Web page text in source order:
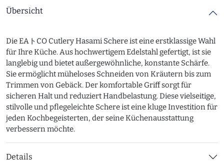
Übersicht
Die EAトCO Cutlery Hasami Schere ist eine erstklassige Wahl
für Ihre Küche. Aus hochwertigem Edelstahl gefertigt, ist sie
langlebig und bietet außergewöhnliche, konstante Schärfe.
Sie ermöglicht müheloses Schneiden von Kräutern bis zum
Trimmen von Gebäck. Der komfortable Griff sorgt für
sicheren Halt und reduziert Handbelastung. Diese vielseitige,
stilvolle und pflegeleichte Schere ist eine kluge Investition für
jeden Kochbegeisterten, der seine Küchenausstattung
verbessern möchte.
Details